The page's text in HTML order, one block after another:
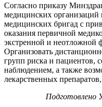
Согласно приказу
медицинских организаций
медицинских бригад с
оказания первичной
экстренной и неотложной
Организовать
групп риска и пациентов,
наблюдением, а также
лекарственных
Подготовлено